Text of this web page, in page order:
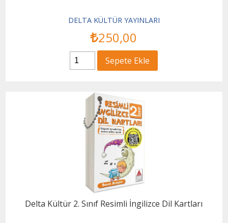
DELTA KÜLTÜR YAYINLARI
250,00
Sepete Ekle
Delta Kültür 2. Sınıf Resimli İngilizce Dil Kartları